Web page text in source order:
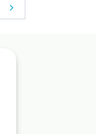
Suivant
